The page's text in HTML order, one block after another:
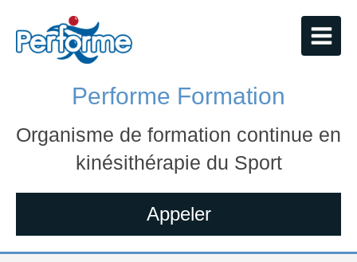
Performe Formation
Organisme de formation continue en
kinésithérapie du Sport
Appeler